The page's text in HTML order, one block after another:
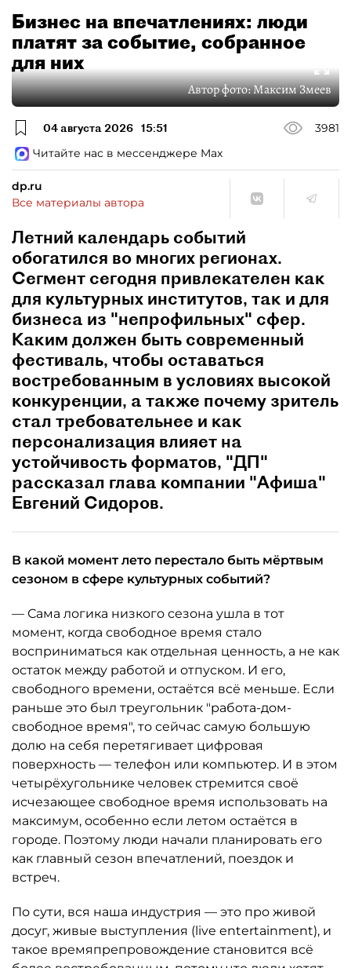
Бизнес на впечатлениях: люди
платят за событие, собранное
для них
Автор фото:Максим Змеев
04 августа 2026 15:51
3981
Читайте нас в мессенджере Max
dp.ru
Все материалы автора
Летний календарь событий
обогатился во многих регионах.
Сегмент сегодня привлекателен как
для культурных институтов, так и для
бизнеса из "непрофильных" сфер.
Каким должен быть современный
фестиваль, чтобы оставаться
востребованным в условиях высокой
конкуренции, а также почему зритель
стал требовательнее и как
персонализация влияет на
устойчивость форматов, "ДП"
рассказал глава компании "Афиша"
Евгений Сидоров.
В какой момент лето перестало быть мёртвым
сезоном в сфере культурных событий?
— Сама логика низкого сезона ушла в тот
момент, когда свободное время стало
восприниматься как отдельная ценность, а не как
остаток между работой и отпуском. И его,
свободного времени, остаётся всё меньше. Если
раньше это был треугольник "работа-дом-
свободное время", то сейчас самую большую
долю на себя перетягивает цифровая
поверхность — телефон или компьютер. И в этом
четырёхугольнике человек стремится своё
исчезающее свободное время использовать на
максимум, особенно если летом остаётся в
городе. Поэтому люди начали планировать его
как главный сезон впечатлений, поездок и
встреч.
По сути, вся наша индустрия — это про живой
досуг, живые выступления (live entertainment), и
такое времяпрепровождение становится всё